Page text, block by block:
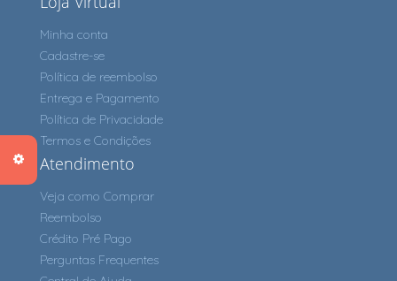
Minha conta
Cadastre-se
Política de reembolso
Entrega e Pagamento
Política de Privacidade
Termos e Condições
Atendimento
Veja como Comprar
Reembolso
Crédito Pré Pago
Perguntas Frequentes